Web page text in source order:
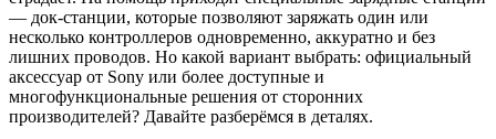
— док-станции, которые позволяют заряжать один или
несколько контроллеров одновременно, аккуратно и без
лишних проводов. Но какой вариант выбрать: официальный
аксессуар от Sony или более доступные и
многофункциональные решения от сторонних
производителей? Давайте разберёмся в деталях.